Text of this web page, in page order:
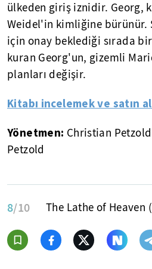
ülkeden giriş iznidir. Georg,
Weidel'in kimliğine bürünür.
için onay beklediği sırada
kuran Georg'un, gizemli
planları değişir.
Kitabı incelemek ve satın
Yönetmen: Christian Petzold
Petzold
8/10 The Lathe of Heaven